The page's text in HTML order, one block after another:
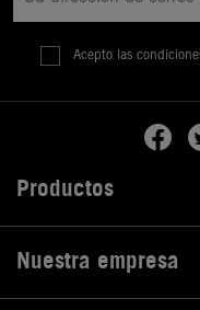
Acepto las
Productos
Nuestra empresa